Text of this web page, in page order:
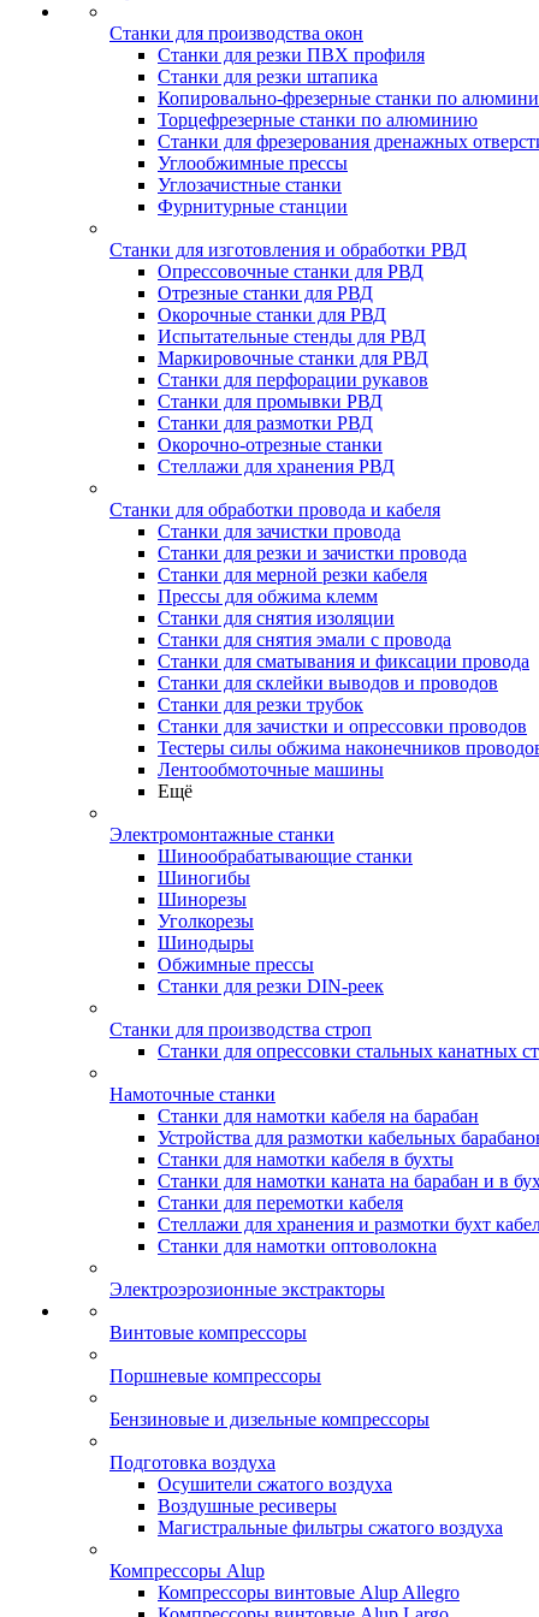
Станки для производства окон
Станки для резки ПВХ профиля
Станки для резки штапика
Копировально-фрезерные станки по
Торцефрезерные станки по алюминию
Станки для фрезерования дренажных
Углообжимные прессы
Углозачистные станки
Фурнитурные станции
Станки для изготовления и обработки РВД
Опрессовочные станки для РВД
Отрезные станки для РВД
Окорочные станки для РВД
Испытательные стенды для РВД
Маркировочные станки для РВД
Станки для перфорации рукавов
Станки для промывки РВД
Станки для размотки РВД
Окорочно-отрезные станки
Стеллажи для хранения РВД
Станки для обработки провода и кабеля
Станки для зачистки провода
Станки для резки и зачистки провода
Станки для мерной резки кабеля
Прессы для обжима клемм
Станки для снятия изоляции
Станки для снятия эмали с провода
Станки для сматывания и фиксации провода
Станки для склейки выводов и проводов
Станки для резки трубок
Станки для зачистки и опрессовки проводов
Тестеры силы обжима наконечников
Лентообмоточные машины
Ещё
Электромонтажные станки
Шинообрабатывающие станки
Шиногибы
Шинорезы
Уголкорезы
Шинодыры
Обжимные прессы
Станки для резки DIN-реек
Станки для производства строп
Станки для опрессовки стальных канатных
Намоточные станки
Станки для намотки кабеля на барабан
Устройства для размотки кабельных
Станки для намотки кабеля в бухты
Станки для намотки каната на барабан и в
Станки для перемотки кабеля
Стеллажи для хранения и размотки бухт
Станки для намотки оптоволокна
Электроэрозионные экстракторы
Винтовые компрессоры
Поршневые компрессоры
Бензиновые и дизельные компрессоры
Подготовка воздуха
Осушители сжатого воздуха
Воздушные ресиверы
Магистральные фильтры сжатого воздуха
Компрессоры Alup
Компрессоры винтовые Alup Allegro